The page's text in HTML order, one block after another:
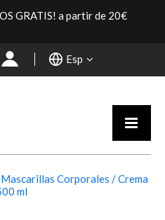
GRATIS! a partir de 20€
Esp
Mascarillas Corporales
Crema
ml